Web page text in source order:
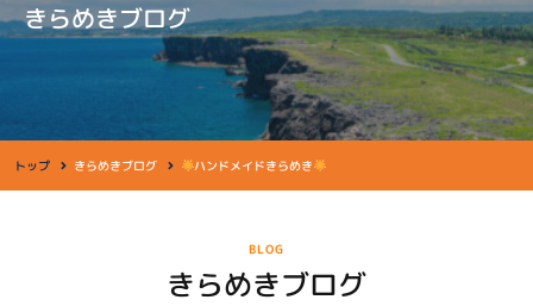
きらめきブログ
トップ きらめきブログ ハンドメイドきらめき
BLOG
きらめきブログ